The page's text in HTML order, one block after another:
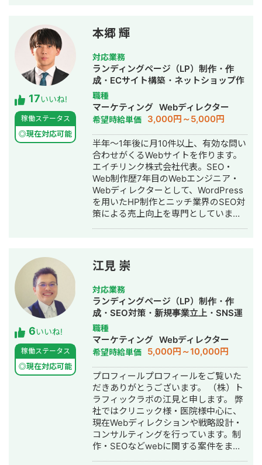
式会社LA ORG 創業：翻訳・Web制
作・英語教育の3事業を軸に、グローバ
ル支援サービスを提供 🔗 各種リンク
【公式サイト】https://la-org.com
【ポートフォリオ】
https://www.portfolio.la-org.com
【Lancers】
https://www.lancers.jp/profile/
rmHXQjVdk 【CrowdWorks】
https://crowdworks.jp/public/
【ココナラ】
https://coconala.com/users/2204682?
srsltid=AfmBOoqYND8AKR3YqHKQ3-
17いいね!
稼働ステータス
◎現在対応可能
本郷 輝
対応業務
ランディングページ（LP）制作・作
成・ECサイト構築・ネットショップ作
成代行・SEO対策・記事作成代行・ラ
イティング・ホームページ制作・作
成・オウンドメディア制作・構築・運
用代行
職種
マーケティング Webディレクター
希望時給単価 3,000円～5,000円
半年～1年後に月10件以上、有効な問い
合わせがくるWebサイトを作ります。
エイチリンク株式会社代表。SEO・
Web制作歴7年目のWebエンジニア・
Webディレクターとして、WordPress
を用いたHP制作とニッチ業界のSEO対
策による売上向上を専門としていま
した。SEO対策においては、ゼロから
立ち上げた新規サイトをニッチ市場で
サービスキーワード検索1位に導き、月
間1.5万PV、月商500万円の売上を実現
した実績があります。 エンジニア知識
を持ったSEOディレクターとして、大
量のページを作成するようないわゆる
データベース型のサイトの構築も得意
です。 競合が対応しきれないような細
かいキーワードまで対策して、お問合
せにつなげる戦略でお客様の売上に貢
献します。 少し珍しいキャリアの特徴
として、Fリーグ（フットサル日本トッ
プリーグ）のエスポラーダ北海道、バ
サジィ大分でプロ選手として活動しな
がらWeb制作の経験を積んできました
（バサジィ大分在籍時は完全プロ契約
のため1年間休職）。 アスリートとし
6いいね!
稼働ステータス
◎現在対応可能
江見 崇
対応業務
ランディングページ（LP）制作・作
成・SEO対策・新規事業立上・SNS運
用代行・記事作成代行・ライティン
グ・翻訳・ホームページ制作・作成・
バナー制作・デザイン・ロゴデザイ
ン・作成・イラスト制作・リスティン
グ広告運用代行
職種
マーケティング Webディレクター
希望時給単価 5,000円～10,000円
プロフィールプロフィールをご覧いた
だきありがとうございます。 （株）ト
ラフィックラボの江見と申します。 弊
社ではクリニック様・医院様中心に、
現在Webディレクションや戦略設計・
コンサルティングを行っています。制
作・SEOなどwebに関する案件をまる